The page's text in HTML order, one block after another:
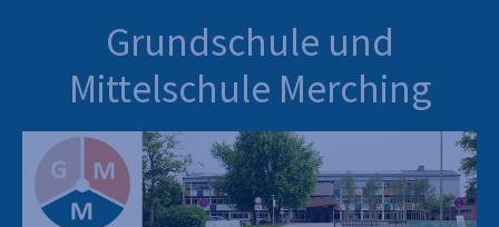
Grundschule und
Mittelschule Merching